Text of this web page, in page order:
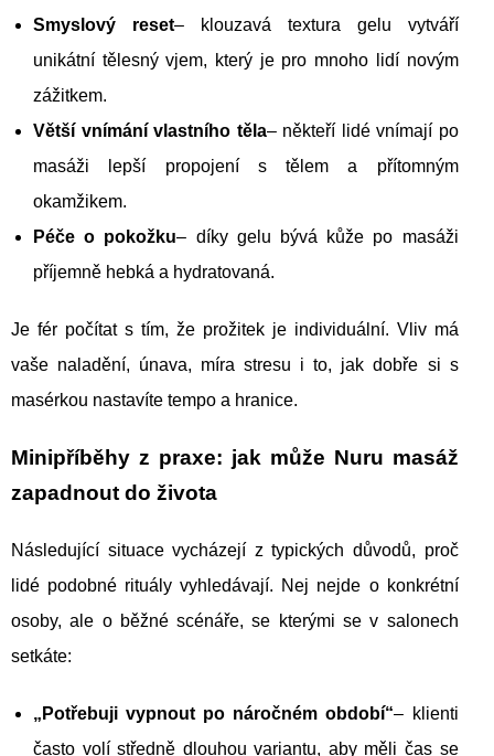
Smyslový reset– klouzavá textura gelu vytváří
unikátní tělesný vjem, který je pro mnoho lidí novým
zážitkem.
Větší vnímání vlastního těla– někteří lidé vnímají po
masáži lepší propojení s tělem a přítomným
okamžikem.
Péče o pokožku– díky gelu bývá kůže po masáži
příjemně hebká a hydratovaná.
Je fér počítat s tím, že prožitek je individuální. Vliv má
vaše naladění, únava, míra stresu i to, jak dobře si s
masérkou nastavíte tempo a hranice.
Minipříběhy z praxe: jak může Nuru masáž
zapadnout do života
Následující situace vycházejí z typických důvodů, proč
lidé podobné rituály vyhledávají. Nej nejde o konkrétní
osoby, ale o běžné scénáře, se kterými se v salonech
setkáte:
„Potřebuji vypnout po náročném období“– klienti
často volí středně dlouhou variantu, aby měli čas se